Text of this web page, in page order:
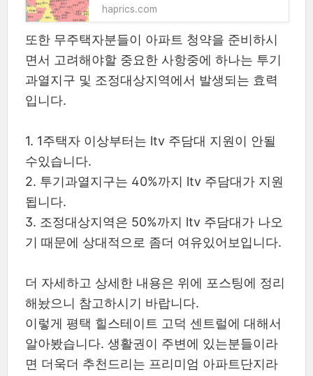
haprics.com
또한 무주택자분들이 아파트 청약을 준비하시
면서 고려해야할 중요한 사항중에 하나는 투기
과열지구 및 조정대상지역에서 발생되는 효력
입니다.
1. 1주택자 이상부터는 ltv 주담대 지원이 안될
수있습니다.
2. 투기과열지구는 40%까지 ltv 주담대가 지원
됩니다.
3. 조정대상지역은 50%까지 ltv 주담대가 나오
기 때문에 상대적으로 좀더 여유있어보입니다.
더 자세하고 상세한 내용은 위에 포스팅에 정리
해놨으니 참고하시기 바랍니다.
이렇게 평택 힐스테이트 고덕 센트럴에 대해서
알아봤습니다. 생활권이 주변에 있는분들이라
면 더욱더 추천드리는 프리미엄 아파트단지라